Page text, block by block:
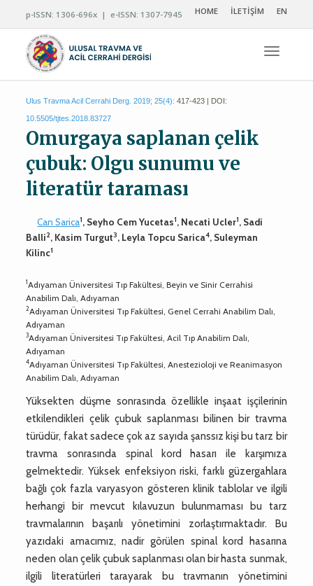
p-ISSN: 1306-696x | e-ISSN: 1307-7945 HOME İLETİŞİM EN
Ulus Travma Acil Cerrahi Derg. 2019; 25(4): 417-423 | DOI:
10.5505/tjtes.2018.83727
Omurgaya saplanan çelik
çubuk: Olgu sunumu ve
literatür taraması
Can Sarica1, Seyho Cem Yucetas1, Necati Ucler1, Sadi
Balli2, Kasim Turgut3, Leyla Topcu Sarica4, Suleyman
Kilinc1
1Adıyaman Üniversitesi Tıp Fakültesi, Beyin ve Sinir Cerrahisi
Anabilim Dalı, Adıyaman
2Adıyaman Üniversitesi Tıp Fakültesi, Genel Cerrahi Anabilim Dalı,
Adıyaman
3Adıyaman Üniversitesi Tıp Fakültesi, Acil Tıp Anabilim Dalı,
Adıyaman
4Adıyaman Üniversitesi Tıp Fakültesi, Anestezioloji ve Reanimasyon
Anabilim Dalı, Adıyaman
Yüksekten düşme sonrasında özellikle inşaat işçilerinin
etkilendikleri çelik çubuk saplanması bilinen bir travma
türüdür, fakat sadece çok az sayıda şanssız kişi bu tarz bir
travma sonrasında spinal kord hasarı ile karşımıza
gelmektedir. Yüksek enfeksiyon riski, farklı güzergahlara
bağlı çok fazla varyasyon gösteren klinik tablolar ve ilgili
herhangi bir mevcut kılavuzun bulunmaması bu tarz
travmalarının başarılı yönetimini zorlaştırmaktadır. Bu
yazıdaki amacımız, nadir görülen spinal kord hasarına
neden olan çelik çubuk saplanması olan bir hasta sunmak,
ilgili literatürleri tarayarak bu travmanın yönetimini